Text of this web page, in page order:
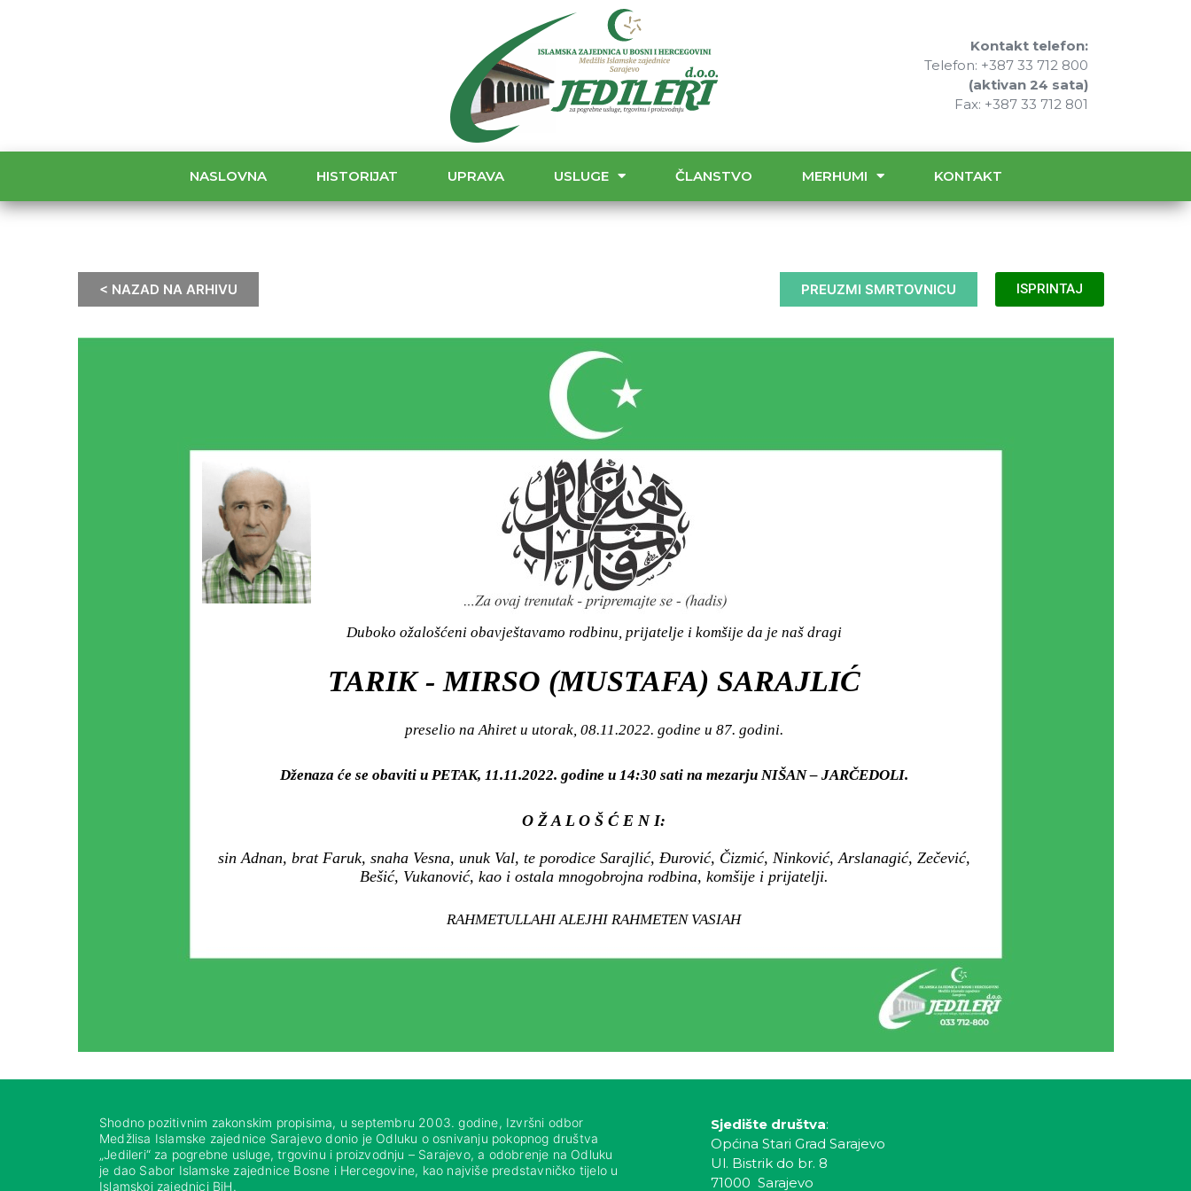
Kontakt telefon:
Telefon: +387 33 712 800
(aktivan 24 sata)
Fax: +387 33 712 801
NASLOVNA HISTORIJAT UPRAVA USLUGE ČLANSTVO MERHUMI KONTAKT
< NAZAD NA ARHIVU PREUZMI SMRTOVNICU ISPRINTAJ
Duboko ožalošćeni obavještavamo rodbinu, prijatelje i komšije da je naš dragi
TARIK - MIRSO (MUSTAFA) SARAJLIĆ
preselio na Ahiret u utorak, 08.11.2022. godine u 87. godini.
Dženaza će se obaviti u PETAK, 11.11.2022. godine u 14:30 sati na mezarju NIŠAN – JARČEDOLI.
O Ž A L O Š Ć E N I:
sin Adnan, brat Faruk, snaha Vesna, unuk Val, te porodice Sarajlić, Đurović, Čizmić, Ninković, Arslanagić, Zečević,
Bešić, Vukanović, kao i ostala mnogobrojna rodbina, komšije i prijatelji.
RAHMETULLAHI ALEJHI RAHMETEN VASIAH
Shodno pozitivnim zakonskim propisima, u septembru 2003. godine, Izvršni odbor
Medžlisa Islamske zajednice Sarajevo donio je Odluku o osnivanju pokopnog društva
„Jedileri“ za pogrebne usluge, trgovinu i proizvodnju – Sarajevo, a odobrenje na Odluku
je dao Sabor Islamske zajednice Bosne i Hercegovine, kao najviše predstavničko tijelo u
Islamskoj zajednici BiH.
Sjedište društva:
Općina Stari Grad Sarajevo
Ul. Bistrik do br. 8
71000 Sarajevo